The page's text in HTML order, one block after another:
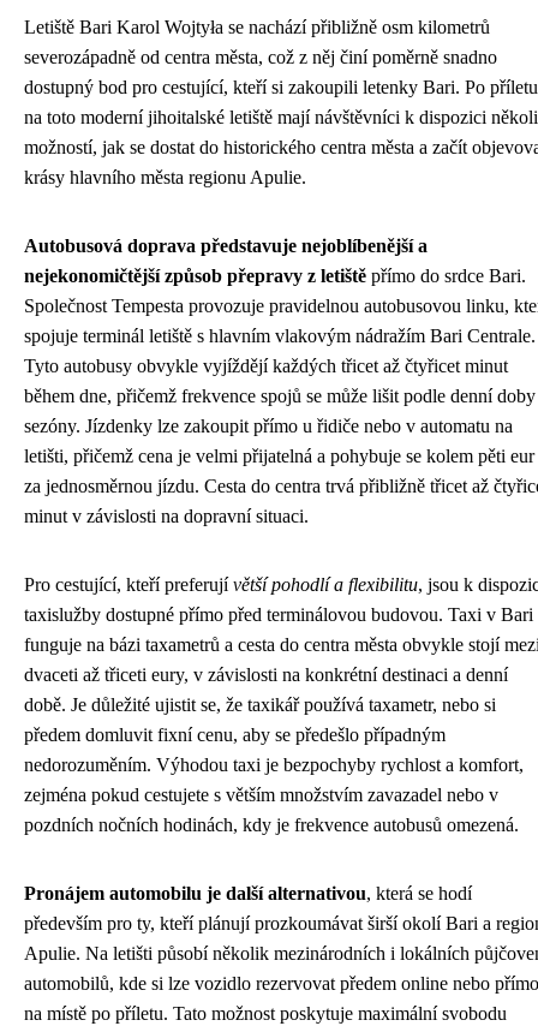
Letiště Bari Karol Wojtyła se nachází přibližně osm kilometrů
severozápadně od centra města, což z něj činí poměrně snadno
dostupný bod pro cestující, kteří si zakoupili letenky Bari. Po příletu
na toto moderní jihoitalské letiště mají návštěvníci k dispozici
možností, jak se dostat do historického centra města a začít
krásy hlavního města regionu Apulie.
Autobusová doprava představuje nejoblíbenější a
nejekonomičtější způsob přepravy z letiště přímo do srdce Bari.
Společnost Tempesta provozuje pravidelnou autobusovou linku,
spojuje terminál letiště s hlavním vlakovým nádražím Bari Centrale.
Tyto autobusy obvykle vyjíždějí každých třicet až čtyřicet minut
během dne, přičemž frekvence spojů se může lišit podle denní doby
sezóny. Jízdenky lze zakoupit přímo u řidiče nebo v automatu na
letišti, přičemž cena je velmi přijatelná a pohybuje se kolem pěti eur
za jednosměrnou jízdu. Cesta do centra trvá přibližně třicet až
minut v závislosti na dopravní situaci.
Pro cestující, kteří preferujívětší pohodlí a flexibilitu, jsou k
taxislužby dostupné přímo před terminálovou budovou. Taxi v Bari
funguje na bázi taxametrů a cesta do centra města obvykle stojí
dvaceti až třiceti eury, v závislosti na konkrétní destinaci a denní
době. Je důležité ujistit se, že taxikář používá taxametr, nebo si
předem domluvit fixní cenu, aby se předešlo případným
nedorozuměním. Výhodou taxi je bezpochyby rychlost a komfort,
zejména pokud cestujete s větším množstvím zavazadel nebo v
pozdních nočních hodinách, kdy je frekvence autobusů omezená.
Pronájem automobilu je další alternativou, která se hodí
především pro ty, kteří plánují prozkoumávat širší okolí Bari a
Apulie. Na letišti působí několik mezinárodních i lokálních
automobilů, kde si lze vozidlo rezervovat předem online nebo přímo
na místě po příletu. Tato možnost poskytuje maximální svobodu